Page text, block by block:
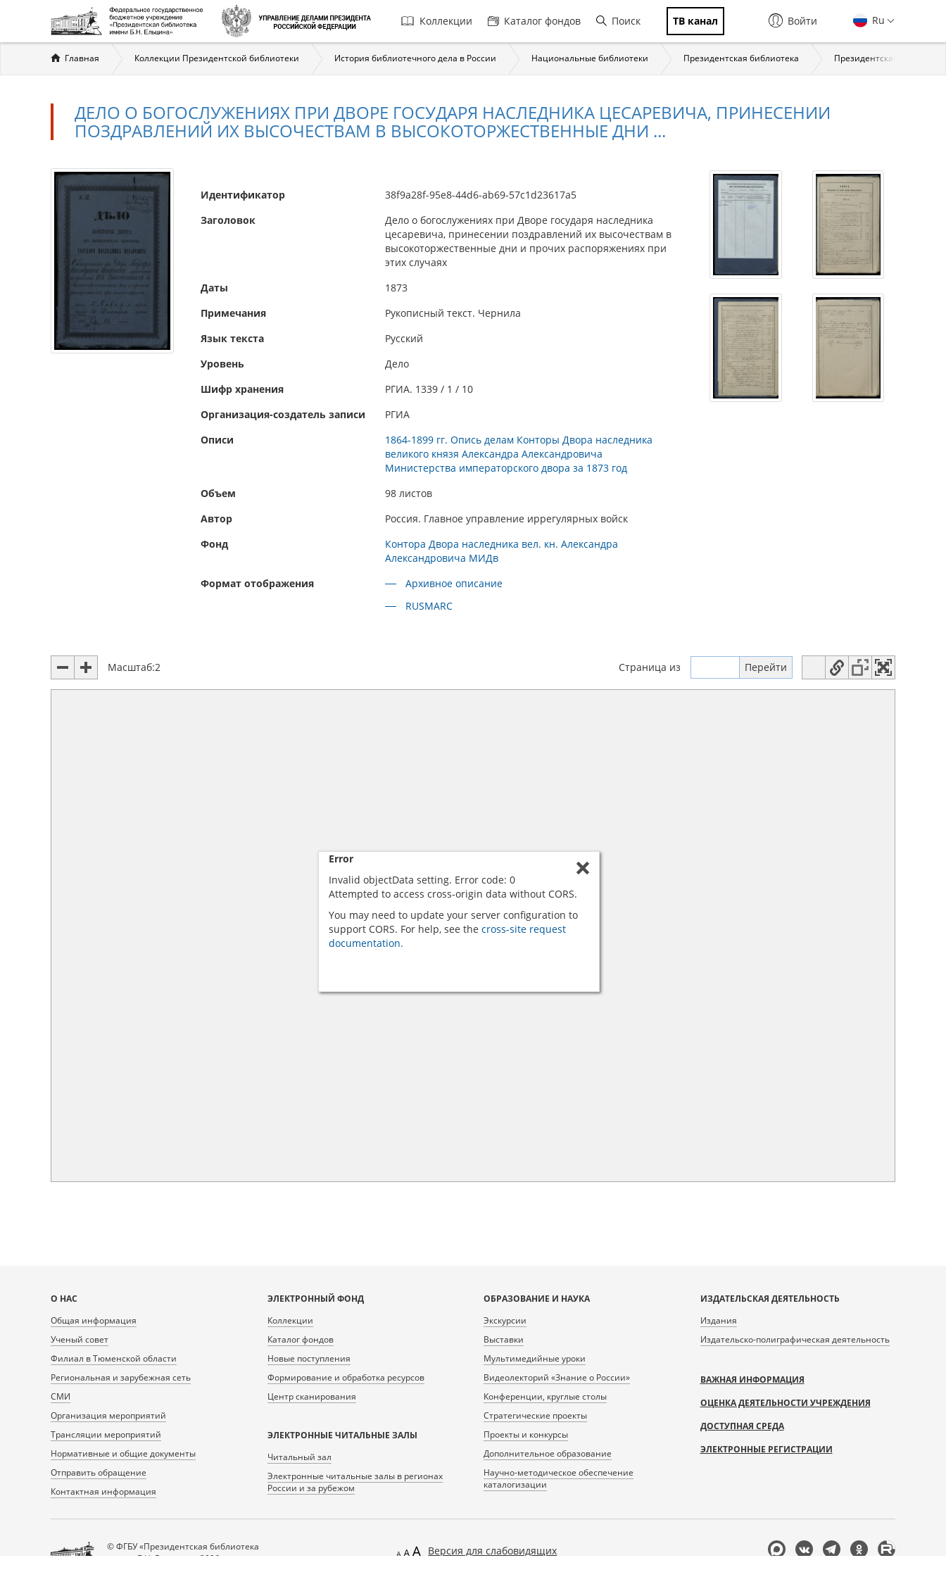
Главная
навигация
Коллекции Каталог фондов Поиск ТВ канал Ru
Войти
Вы
здесь
Главная Коллекции Президентской библиотеки История библиотечного дела в России Национальные библиотеки Президентская библиотека Президентская
ДЕЛО О БОГОСЛУЖЕНИЯХ ПРИ ДВОРЕ ГОСУДАРЯ НАСЛЕДНИКА ЦЕСАРЕВИЧА, ПРИНЕСЕНИИ
ПОЗДРАВЛЕНИЙ ИХ ВЫСОЧЕСТВАМ В ВЫСОКОТОРЖЕСТВЕННЫЕ ДНИ ...
Идентификатор
38f9a28f-95e8-44d6-ab69-57c1d23617a5
Заголовок
Дело о богослужениях при Дворе государя наследника
цесаревича, принесении поздравлений их высочествам в
высокоторжественные дни и прочих распоряжениях при
этих случаях
Даты
1873
Примечания
Рукописный текст. Чернила
Язык текста
Русский
Уровень
Дело
Шифр хранения
РГИА. 1339 / 1 / 10
Организация-создатель записи
РГИА
Описи
1864-1899 гг. Опись делам Конторы Двора наследника
великого князя Александра Александровича
Министерства императорского двора за 1873 год
Объем
98 листов
Автор
Россия. Главное управление иррегулярных войск
Фонд
Контора Двора наследника вел. кн. Александра
Александровича МИДв
Формат отображения
Архивное описание
RUSMARC
Масштаб:2 Страница из
Error
Invalid objectData setting. Error code: 0
Attempted to access cross-origin data without CORS.
You may need to update your server configuration to
support CORS. For help, see the cross-site request
documentation.
Карта
сайта
О НАС
Общая информация
Ученый совет
Филиал в Тюменской области
Региональная и зарубежная сеть
СМИ
Организация мероприятий
Трансляции мероприятий
Нормативные и общие документы
Отправить обращение
Контактная информация
ЭЛЕКТРОННЫЙ ФОНД
Коллекции
Каталог фондов
Новые поступления
Формирование и обработка ресурсов
Центр сканирования
ЭЛЕКТРОННЫЕ ЧИТАЛЬНЫЕ ЗАЛЫ
Читальный зал
Электронные читальные залы в регионах
России и за рубежом
ОБРАЗОВАНИЕ И НАУКА
Экскурсии
Выставки
Мультимедийные уроки
Видеолекторий «Знание о России»
Конференции, круглые столы
Стратегические проекты
Проекты и конкурсы
Дополнительное образование
Научно-методическое обеспечение
каталогизации
ИЗДАТЕЛЬСКАЯ ДЕЯТЕЛЬНОСТЬ
Издания
Издательско-полиграфическая деятельность
ВАЖНАЯ ИНФОРМАЦИЯ
ОЦЕНКА ДЕЯТЕЛЬНОСТИ УЧРЕЖДЕНИЯ
ДОСТУПНАЯ СРЕДА
ЭЛЕКТРОННЫЕ РЕГИСТРАЦИИ
© ФГБУ «Президентская библиотека
имени Б.Н. Ельцина», 2026
Версия для слабовидящих